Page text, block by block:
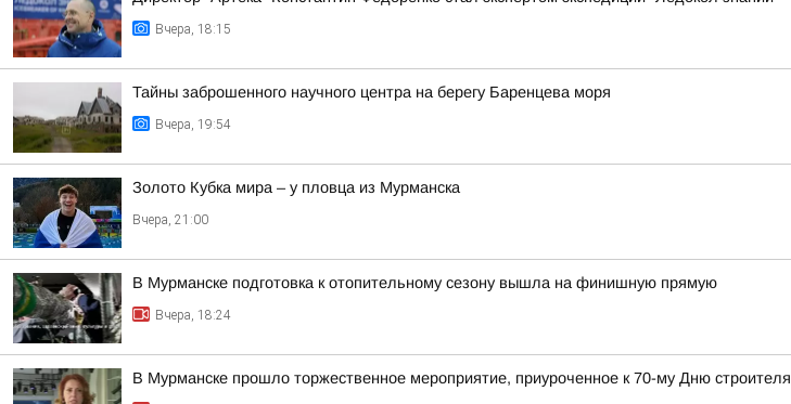
Вчера, 18:15
Тайны заброшенного научного центра на берегу Баренцева моря
Вчера, 19:54
Золото Кубка мира – у пловца из Мурманска
Вчера, 21:00
В Мурманске подготовка к отопительному сезону вышла на финишную прямую
Вчера, 18:24
В Мурманске прошло торжественное мероприятие, приуроченное к 70-му Дню строителя